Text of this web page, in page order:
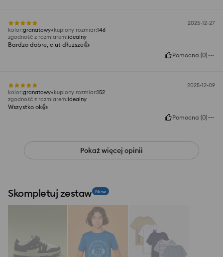
2025-12-27
kolor:granatowy kupiony rozmiar:146
zgodność z rozmiarem:idealny
Bardzo dobre, ciut dłuższe👍️
Pomocna (0)
2025-12-09
kolor:granatowy kupiony rozmiar:152
zgodność z rozmiarem:idealny
Wszystko ok👍️
Pomocna (0)
Pokaż więcej opinii
Skompletuj zestaw New